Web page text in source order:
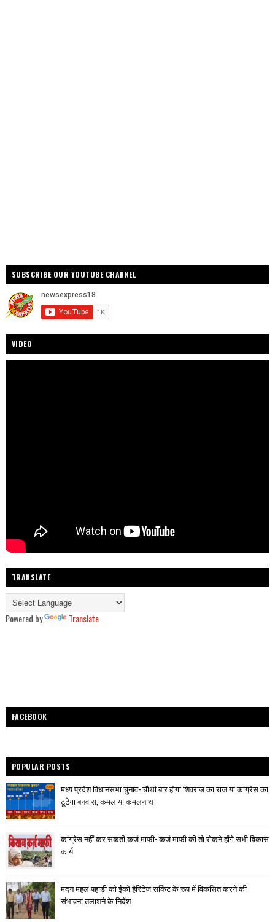
SUBSCRIBE OUR YOUTUBE CHANNEL
VIDEO
TRANSLATE
Powered by Translate
FACEBOOK
POPULAR POSTS
मध्य प्रदेश विधानसभा चुनाव- चौथी बार होगा शिवराज का राज या कांग्रेस का
टूटेगा बनवास, कमल या कमलनाथ
कांग्रेस नहीं कर सकती कर्ज माफी- कर्ज माफी की तो रोकने होंगे सभी विकास
कार्य
मदन महल पहाड़ी को ईको हैरिटेज सर्किट के रूप में विकसित करने की
संभावना तलाशने के निर्देश